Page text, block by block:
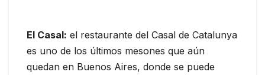
El Casal: el restaurante del Casal de Catalunya
es uno de los últimos mesones que aún
quedan en Buenos Aires, donde se puede